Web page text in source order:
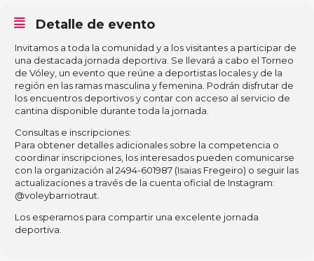
Detalle de evento
Invitamos a toda la comunidad y a los visitantes a participar de
una destacada jornada deportiva. Se llevará a cabo el Torneo
de Vóley, un evento que reúne a deportistas locales y de la
región en las ramas masculina y femenina. Podrán disfrutar de
los encuentros deportivos y contar con acceso al servicio de
cantina disponible durante toda la jornada.
Consultas e inscripciones:
Para obtener detalles adicionales sobre la competencia o
coordinar inscripciones, los interesados pueden comunicarse
con la organización al 2494-601987 (Isaias Fregeiro) o seguir las
actualizaciones a través de la cuenta oficial de Instagram:
@voleybarriotraut.
Los esperamos para compartir una excelente jornada
deportiva.